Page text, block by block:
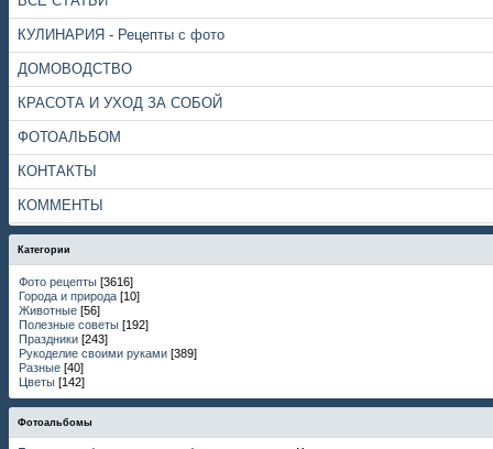
КУЛИНАРИЯ - Рецепты с фото
ДОМОВОДСТВО
КРАСОТА И УХОД ЗА СОБОЙ
ФОТОАЛЬБОМ
КОНТАКТЫ
КОММЕНТЫ
Категории
Фото рецепты [3616]
Города и природа [10]
Животные [56]
Полезные советы [192]
Праздники [243]
Рукоделие своими руками [389]
Разные [40]
Цветы [142]
Фотоальбомы